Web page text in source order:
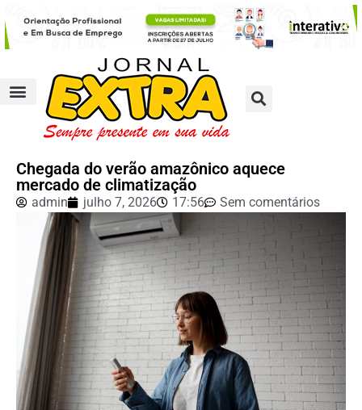
Chegada do verão amazônico aquece
mercado de climatização
admin julho 7, 2026 17:56 Sem comentários